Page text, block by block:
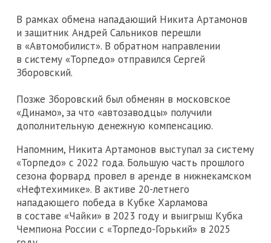
В рамках обмена нападающий Никита Артамонов
и защитник Андрей Сальников перешли
в «Автомобилист». В обратном направлении
в систему «Торпедо» отправился Сергей
Зборовский.
Позже Зборовский был обменян в московское
«Динамо», за что «автозаводцы» получили
дополнительную денежную компенсацию.
Напомним, Никита Артамонов выступал за систему
«Торпедо» с 2022 года. Большую часть прошлого
сезона форвард провел в аренде в нижнекамском
«Нефтехимике». В активе 20-летнего
нападающего победа в Кубке Харламова
в составе «Чайки» в 2023 году и выигрыш Кубка
Чемпиона России с «Торпедо-Горький» в 2025